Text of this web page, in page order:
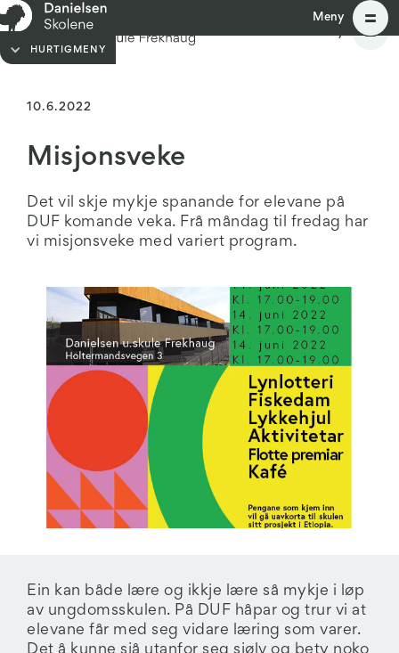
Meny
HURTIGMENY
10.6.2022
Misjonsveke
Det vil skje mykje spanande for elevane på
DUF komande veka. Frå måndag til fredag har
vi misjonsveke med variert program.
Ein kan både lære og ikkje lære så mykje i løp
av ungdomsskulen. På DUF håpar og trur vi at
elevane får med seg vidare læring som varer.